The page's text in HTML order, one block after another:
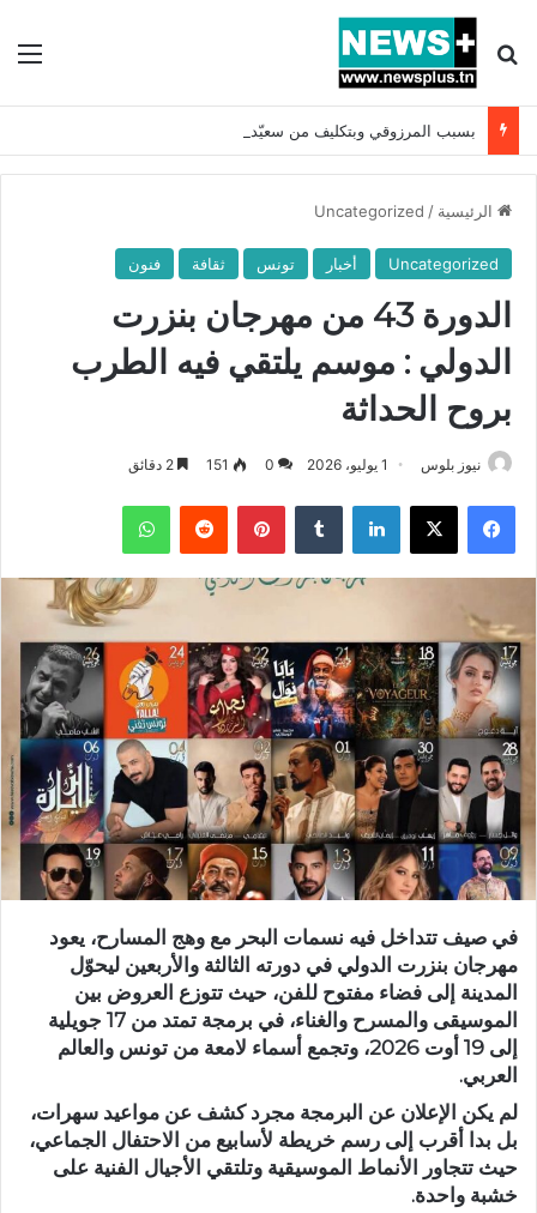
بحث عن
الرئيسية /
Uncategorized
Uncategorized أخبار تونس ثقافة فنون
الدورة 43 من مهرجان بنزرت
الدولي : موسم يلتقي فيه الطرب
بروح الحداثة
نيوز بلوس 1 يوليو، 2026 0
151
فيسبوك X لينكدإن بينتيريست واتساب
في صيف تتداخل فيه نسمات البحر مع وهج المسارح، يعود
مهرجان بنزرت الدولي في دورته الثالثة والأربعين ليحوّل
المدينة إلى فضاء مفتوح للفن، حيث تتوزع العروض بين
الموسيقى والمسرح والغناء، في برمجة تمتد من 17 جويلية
إلى 19 أوت 2026، وتجمع أسماء لامعة من تونس والعالم
العربي.
لم يكن الإعلان عن البرمجة مجرد كشف عن مواعيد سهرات،
بل بدا أقرب إلى رسم خريطة لأسابيع من الاحتفال الجماعي،
حيث تتجاور الأنماط الموسيقية وتلتقي الأجيال الفنية على
خشبة واحدة.